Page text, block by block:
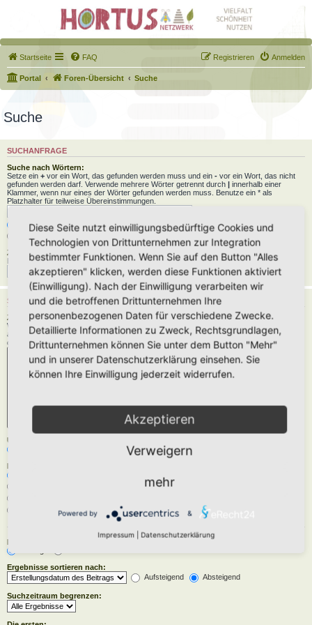
Startseite FAQ Anmelden
Registrieren
Portal Foren-Übersicht Suche
Suche
SUCHANFRAGE
Suche nach Wörtern:
Setze ein + vor ein Wort, das gefunden werden muss und ein - vor ein Wort, das nicht
gefunden werden darf. Verwende mehrere Wörter getrennt durch
innerhalb einer
Klammer, wenn nur eines der Wörter gefunden werden muss. Benutze ein * als
Platzhalter für teilweise Übereinstimmungen.
Nach allen Begriffen suchen oder Suche wie angegeben verwenden
Zu suchender Autor:
Benutze ein * als Platzhalter für teilweise Übereinstimmungen.
SUCHOPTIONEN
Zu durchsuchende Foren:
Wähle das Forum oder die Foren aus, in denen gesucht werden soll. Unterforen werden
automatisch mit durchsucht, sofern du die Option „Unterforen durchsuchen“ unten nicht
deaktivierst.
Unterforen durchsuchen:
Innerhalb suchen:
Nur im ersten Beitrag der Themen
Ergebnisse anzeigen als:
Ergebnisse sortieren nach:
Aufsteigend
Absteigend
Suchzeitraum begrenzen:
Diese Seite nutzt einwilligungsbedürftige Cookies und
Technologien von Drittunternehmen zur Integration
bestimmter Funktionen. Wenn Sie auf den Button "Alles
akzeptieren" klicken, werden diese Funktionen aktiviert
(Einwilligung). Nach der Einwilligung verarbeiten wir
und die betroffenen Drittunternehmen Ihre
personenbezogenen Daten für verschiedene Zwecke.
Detaillierte Informationen zu Zweck, Rechtsgrundlagen,
Drittunternehmen können Sie unter dem Button "Mehr"
und in unserer Datenschutzerklärung einsehen. Sie
können Ihre Einwilligung jederzeit widerrufen.
Akzeptieren
Verweigern
mehr
Powered by &
Impressum Datenschutzerklärung